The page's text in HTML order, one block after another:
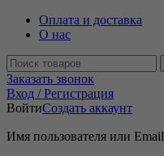
Оплата и доставка
О нас
Заказать звонок
Вход / Регистрация
ВойтиСоздать аккаунт
Имя пользователя или Email